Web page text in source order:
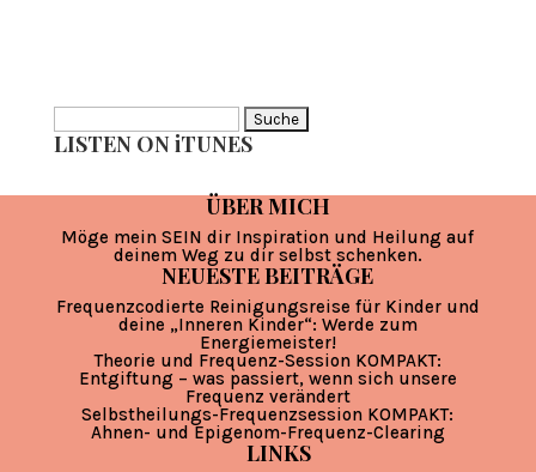
nach:
LISTEN ON iTUNES
ÜBER MICH
Möge mein SEIN dir Inspiration und Heilung auf
deinem Weg zu dir selbst schenken.
NEUESTE BEITRÄGE
Frequenzcodierte Reinigungsreise für Kinder und
deine „Inneren Kinder“: Werde zum
Energiemeister!
Theorie und Frequenz-Session KOMPAKT:
Entgiftung – was passiert, wenn sich unsere
Frequenz verändert
Selbstheilungs-Frequenzsession KOMPAKT:
Ahnen- und Epigenom-Frequenz-Clearing
LINKS